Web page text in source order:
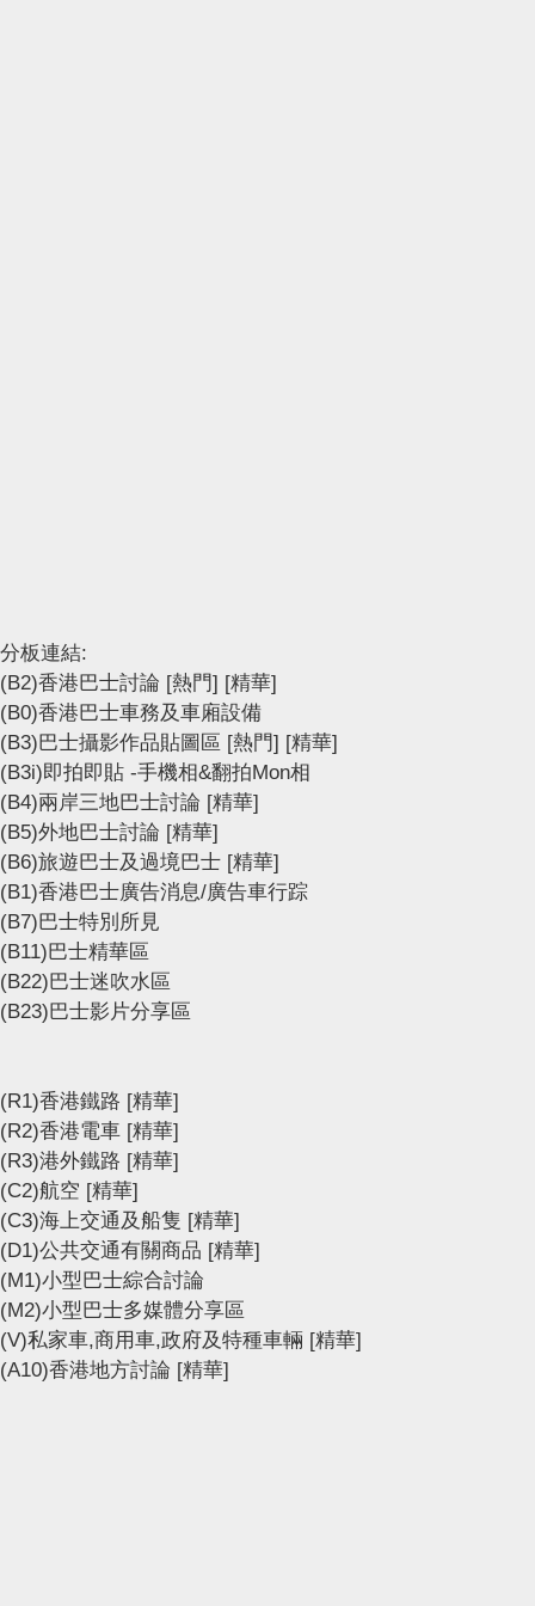
分板連結:
(B2)香港巴士討論 [熱門] [精華]
(B0)香港巴士車務及車廂設備
(B3)巴士攝影作品貼圖區 [熱門] [精華]
(B3i)即拍即貼 -手機相&翻拍Mon相
(B4)兩岸三地巴士討論 [精華]
(B5)外地巴士討論 [精華]
(B6)旅遊巴士及過境巴士 [精華]
(B1)香港巴士廣告消息/廣告車行踪
(B7)巴士特別所見
(B11)巴士精華區
(B22)巴士迷吹水區
(B23)巴士影片分享區
(R1)香港鐵路 [精華]
(R2)香港電車 [精華]
(R3)港外鐵路 [精華]
(C2)航空 [精華]
(C3)海上交通及船隻 [精華]
(D1)公共交通有關商品 [精華]
(M1)小型巴士綜合討論
(M2)小型巴士多媒體分享區
(V)私家車,商用車,政府及特種車輛 [精華]
(A10)香港地方討論 [精華]